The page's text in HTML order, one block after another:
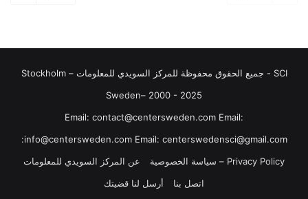
SCI - جميع الحقوق محفوظة للمركز السويدي للمعلومات Stockholm –
Sweden– 2000 - 2025
‏‎Email: contact@centersweden.com Email:
info@centersweden.com Email: centerswedensci@gmail.com:
Privacy Policy – سياسة الخصوصية
عن المركز السويدي للمعلومات
اتصل بنا
أرسل لنا قضيتك